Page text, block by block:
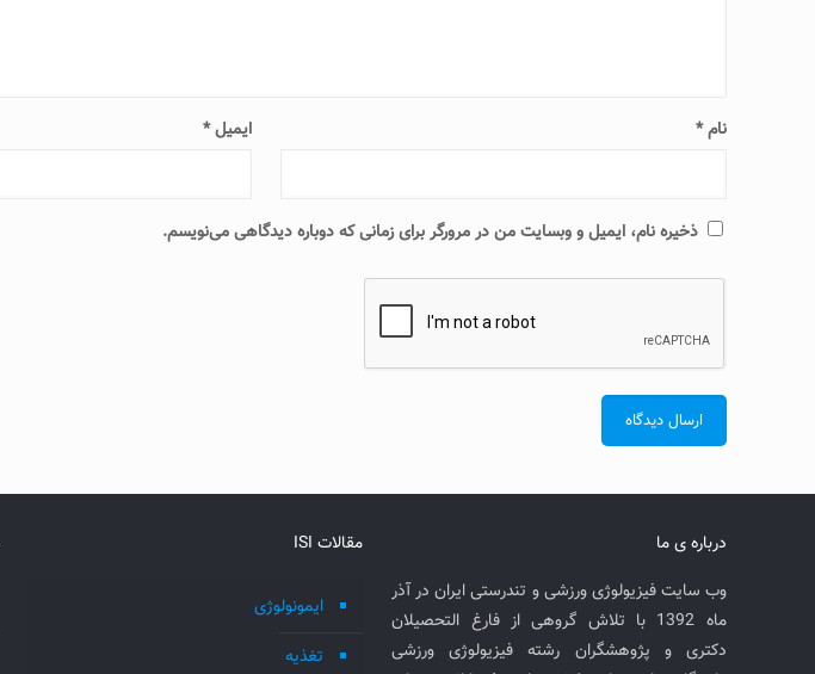
نام* ایمیل*
ذخیره نام، ایمیل و وبسایت من در مرورگر برای زمانی که دوباره دیدگاهی می‌نویسم.
درباره ی ما
وب سایت فیزیولوژی ورزشی و تندرستی ایران در آذر
ماه 1392 با تلاش گروهی از فارغ التحصیلان
دکتری و پژوهشگران رشته فیزیولوژی ورزشی
مقالات ISI
ایمونولوژی
تغذیه